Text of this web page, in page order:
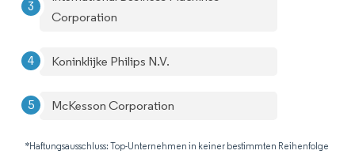
Corporation
Koninklijke Philips N.V.
McKesson Corporation
*Haftungsausschluss: Top-Unternehmen in keiner bestimmten Reihenfolge